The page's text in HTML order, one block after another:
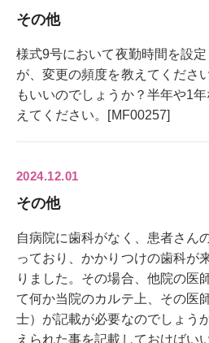
その他
様式9号において夜勤時間を設
が、変更の頻度を教えてくださ
もいいのでしょうか？半年や1
えてください。[MF00257]
2024.12.01
その他
自病院に歯科がなく、患者さん
っており、かかりつけの歯科が
りました。その場合、他院の医
て何か当院のカルテ上、その医
士）が記載が必要なのでしょう
えられた事を記載しておけばい